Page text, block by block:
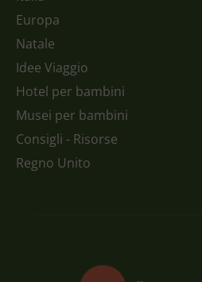
Europa
Natale
Idee Viaggio
Hotel per bambini
Musei per bambini
Consigli - Risorse
Regno Unito